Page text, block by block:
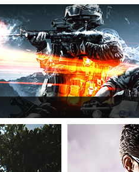
Final Fantasy XIII című játék első
kiderül a Battlefield 3 utolsó, End